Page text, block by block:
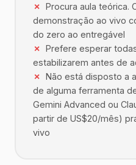
Procura aula teórica.
demonstração ao vivo
do zero ao entregável
Prefere esperar
estabilizarem antes de
Não está disposto a
de alguma ferramenta
Gemini Advanced ou
partir de US$20/mês)
vivo